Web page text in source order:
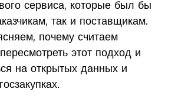
сервиса, которые был бы
так и поставщикам.
почему считаем
этот подход и
на открытых данных и